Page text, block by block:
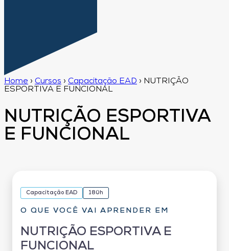
Home › Cursos › Capacitação EAD › NUTRIÇÃO
ESPORTIVA E FUNCIONAL
NUTRIÇÃO ESPORTIVA
E FUNCIONAL
Capacitação EAD 180h
O QUE VOCÊ VAI APRENDER EM
NUTRIÇÃO ESPORTIVA E
FUNCIONAL